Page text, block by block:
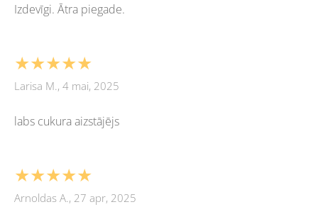
Izdevīgi. Ātra piegade.
★★★★★
Larisa M., 4 mai, 2025
labs cukura aizstājējs
★★★★★
Arnoldas A., 27 apr, 2025